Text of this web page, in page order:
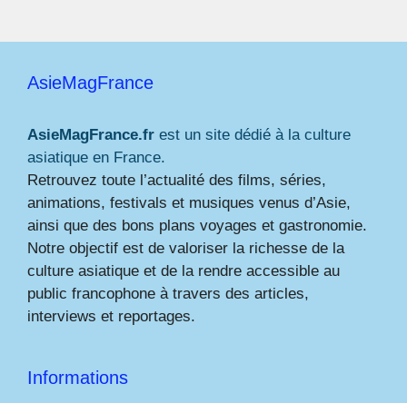
AsieMagFrance
AsieMagFrance.fr est un site dédié à la culture
asiatique en France.
Retrouvez toute l’actualité des films, séries,
animations, festivals et musiques venus d’Asie,
ainsi que des bons plans voyages et gastronomie.
Notre objectif est de valoriser la richesse de la
culture asiatique et de la rendre accessible au
public francophone à travers des articles,
interviews et reportages.
Informations